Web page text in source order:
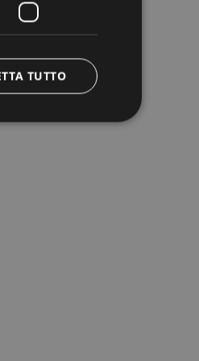
TUTTO